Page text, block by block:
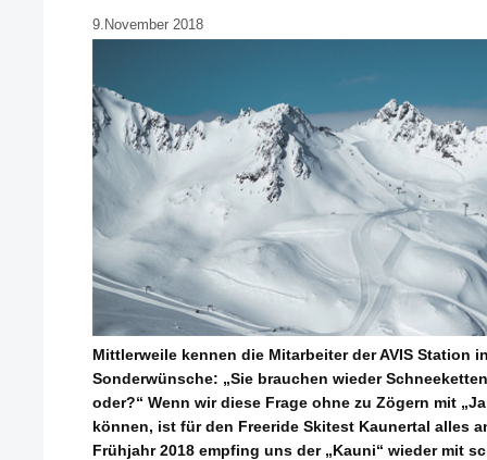
9.November 2018
Mittlerweile kennen die Mitarbeiter der AVIS Station
Sonderwünsche: „Sie brauchen wieder
oder?“ Wenn wir diese Frage ohne zu Zögern mit
können, ist für den Freeride Skitest Kaunertal alles
Frühjahr 2018 empfing uns der „Kauni“ wieder mit